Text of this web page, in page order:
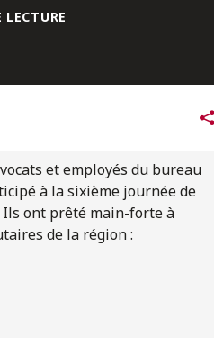
et employés du bureau
à la sixième journée de
Ils ont prêté main-forte à
de la région :